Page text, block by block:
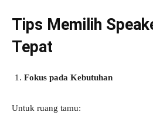
Tips Memilih
Tepat
Fokus pada Kebutuhan
Untuk ruang tamu: